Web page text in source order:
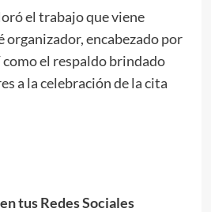
el trabajo que viene
organizador, encabezado por
como el respaldo brindado
a la celebración de la cita
tus Redes Sociales